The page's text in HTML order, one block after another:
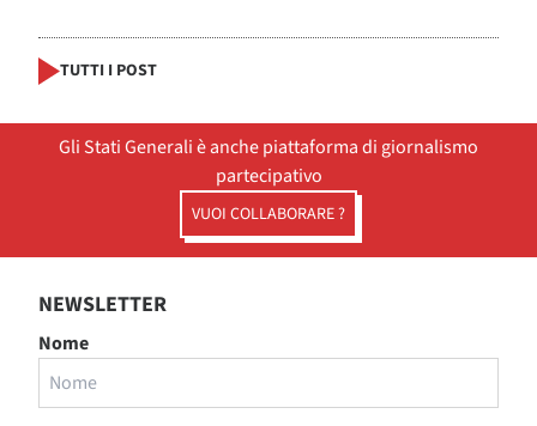
TUTTI I POST
Gli Stati Generali è anche piattaforma di giornalismo
partecipativo
VUOI COLLABORARE ?
NEWSLETTER
Nome